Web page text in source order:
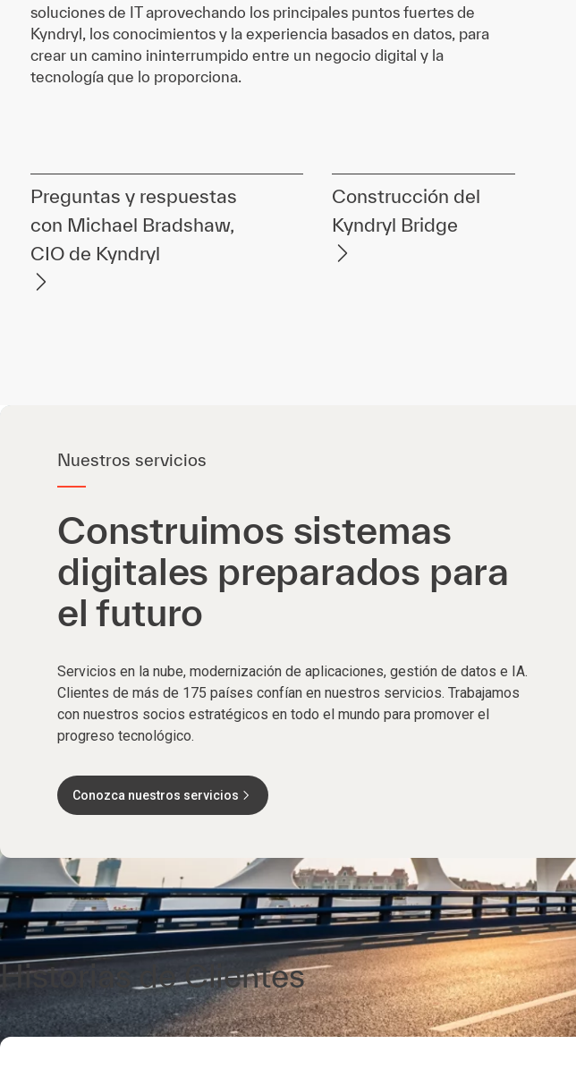
soluciones de IT aprovechando los principales puntos fuertes de
Kyndryl, los conocimientos y la experiencia basados en datos, para
crear un camino ininterrumpido entre un negocio digital y la
tecnología que lo proporciona.
Preguntas y respuestas
con Michael Bradshaw,
CIO de Kyndryl
Construcción del
Kyndryl Bridge
Nuestros servicios
Construimos sistemas
digitales preparados para
el futuro
Servicios en la nube, modernización de aplicaciones, gestión de datos e IA.
Clientes de más de 175 países confían en nuestros servicios. Trabajamos
con nuestros socios estratégicos en todo el mundo para promover el
progreso tecnológico.
Conozca nuestros servicios
Historias de Clientes